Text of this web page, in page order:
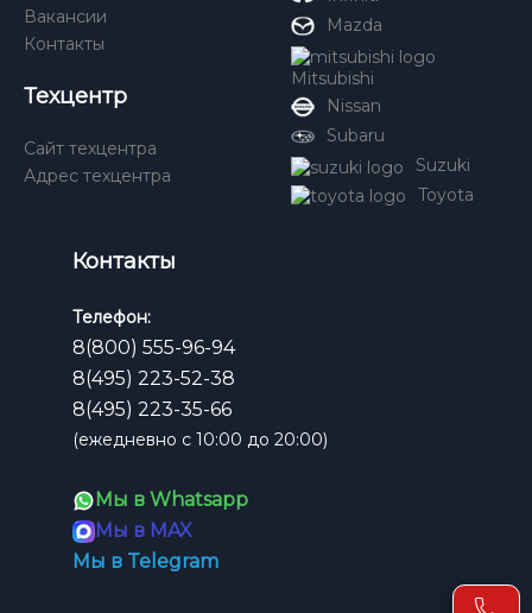
Вакансии
Контакты
Техцентр
Сайт техцентра
Адрес техцентра
Mazda
Mitsubishi
Nissan
Subaru
Suzuki
Toyota
Контакты
Телефон:
8(800) 555-96-94
8(495) 223-52-38
8(495) 223-35-66
(ежедневно с 10:00 до 20:00)
Мы в Whatsapp
Мы в MAX
Мы в Telegram